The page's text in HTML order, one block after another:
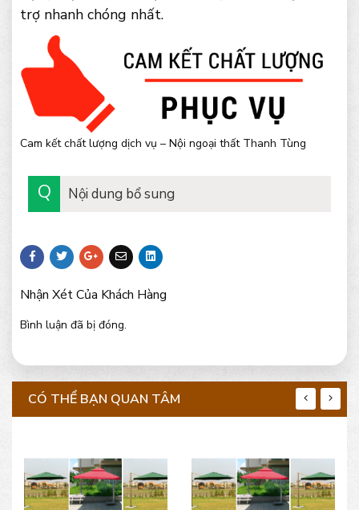
trợ nhanh chóng nhất.
Cam kết chất lượng dịch vụ – Nội ngoại thất Thanh Tùng
Nội dung bổ sung
Nhận Xét Của Khách Hàng
Bình luận đã bị đóng.
CÓ THỂ BẠN QUAN TÂM